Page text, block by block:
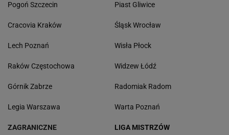
Pogoń Szczecin
Cracovia Kraków
Lech Poznań
Raków Częstochowa
Górnik Zabrze
Legia Warszawa
Piast Gliwice
Śląsk Wrocław
Wisła Płock
Widzew Łódź
Radomiak Radom
Warta Poznań
ZAGRANICZNE LIGA MISTRZÓW